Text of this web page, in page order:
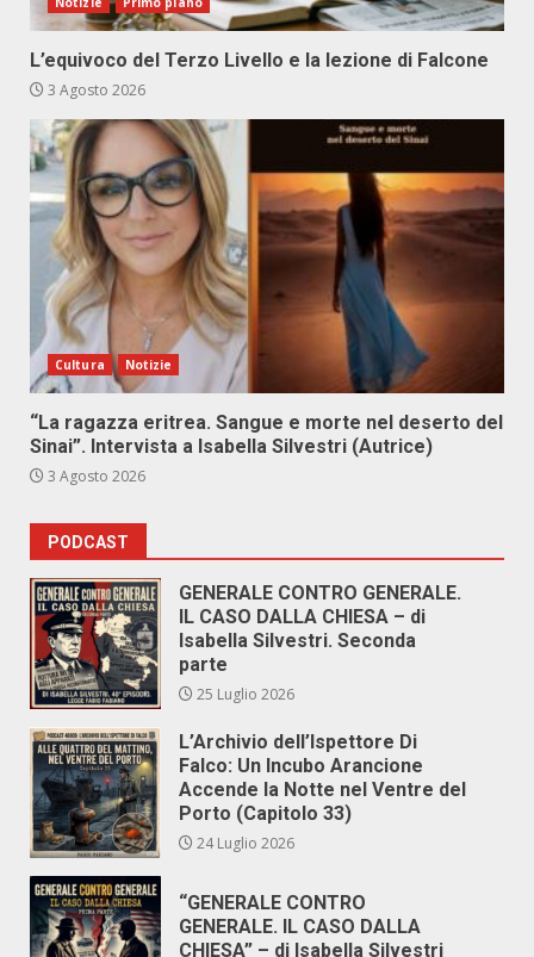
L’equivoco del Terzo Livello e la lezione di Falcone
3 Agosto 2026
Cultura Notizie
“La ragazza eritrea. Sangue e morte nel deserto del
Sinai”. Intervista a Isabella Silvestri (Autrice)
3 Agosto 2026
PODCAST
GENERALE CONTRO GENERALE.
IL CASO DALLA CHIESA – di
Isabella Silvestri. Seconda
parte
25 Luglio 2026
L’Archivio dell’Ispettore Di
Falco: Un Incubo Arancione
Accende la Notte nel Ventre del
Porto (Capitolo 33)
24 Luglio 2026
“GENERALE CONTRO
GENERALE. IL CASO DALLA
CHIESA” – di Isabella Silvestri